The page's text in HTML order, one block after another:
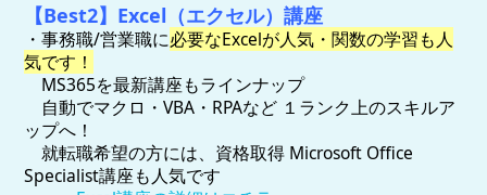
【Best2】Excel（エクセル）講座
・事務職/営業職に必要なExcelが人気・関数の学習も人
気です！
MS365を最新講座もラインナップ
自動でマクロ・VBA・RPAなど １ランク上のスキルア
ップへ！
就転職希望の方には、資格取得 Microsoft Office
Specialist講座も人気です